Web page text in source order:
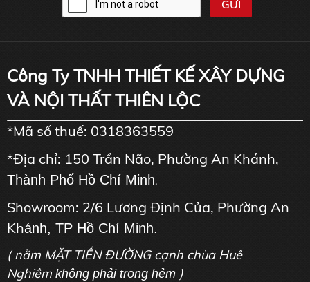
Công Ty TNHH THIẾT KẾ XÂY DỰNG
VÀ NỘI THẤT THIÊN LỘC
*Mã số thuế: 0318363559
*Địa chỉ: 150 Trần Não, Phường An Khánh,
Thành Phố Hồ Chí Minh.
Showroom: 2/6 Lương Định Của, Phường An
Khánh, TP Hồ Chí Minh.
( nằm MẶT TIỀN ĐƯỜNG cạnh chùa Huê
Nghiêm không phải trong hẻm )